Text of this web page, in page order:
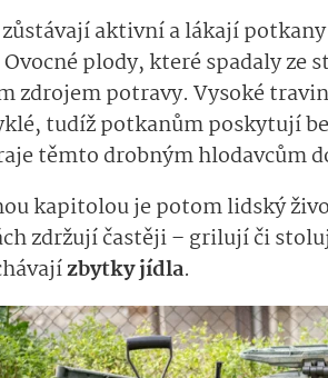
aktivní a lákají
plody, které spadaly ze
zdrojem potravy. Vysoké
tudíž potkanům poskytují
těmto drobným hlodavcům
kapitolou je potom lidský
zdržují častěji – grilují či
zbytky jídla.